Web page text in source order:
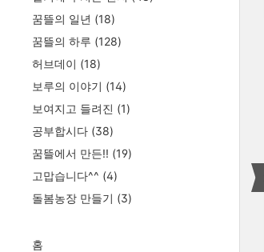
꿈뜰의 일년 (18)
꿈뜰의 하루 (128)
허브데이 (18)
보루의 이야기 (14)
보여지고 들려진 (1)
공부합시다 (38)
꿈뜰에서 만든!! (19)
고맙습니다^^ (4)
돌봄농장 만들기 (3)
홈